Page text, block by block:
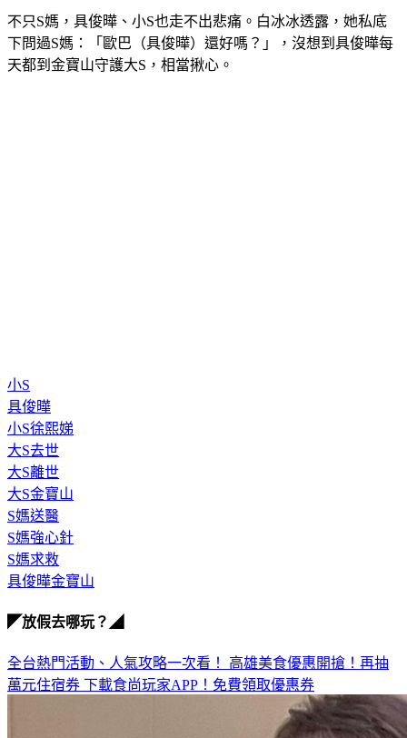
不只S媽，具俊曄、小S也走不出悲痛。白冰冰透露，她私底
下問過S媽：「歐巴（具俊曄）還好嗎？」，沒想到具俊曄每
天都到金寶山守護大S，相當揪心。
小S
具俊曄
小S徐熙娣
大S去世
大S離世
大S金寶山
S媽送醫
S媽強心針
S媽求救
具俊曄金寶山
◤放假去哪玩？◢
全台熱門活動、人氣攻略一次看！ 高雄美食優惠開搶！再抽
萬元住宿券 下載食尚玩家APP！免費領取優惠券